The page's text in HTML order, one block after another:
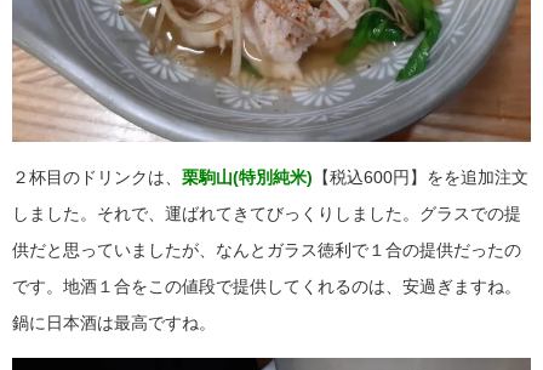
２杯目のドリンクは、 栗駒山(特別純米) 【税込600円】をを追加注文
しました。それで、運ばれてきてびっくりしました。グラスでの提
供だと思っていましたが、なんとガラス徳利で１合の提供だったの
です。地酒１合をこの値段で提供してくれるのは、安過ぎますね。
鍋に日本酒は最高ですね。